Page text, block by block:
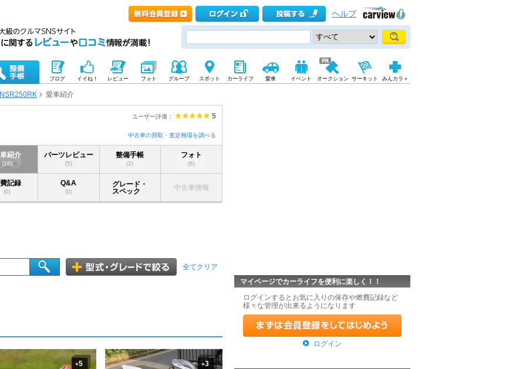
ヘルプ
ブログ イイね！ レビュー フォト グループ スポット カーライフ 愛車 イベント オークション サーキット みんカラ＋
NSR250RK 愛車紹介
ユーザー評価： 5
中古車の買取・査定相場を調べる
紹介
(16)
パーツレビュー
(5)
整備手帳
(2)
フォト
(8)
記録
(0)
Q&A
(0)
グレード・
スペック
中古車情報
全てクリア
+5 +3
マイページでカーライフを便利に楽しく！！
ログインするとお気に入りの保存や燃費記録など
様々な管理が出来るようになります
ログイン